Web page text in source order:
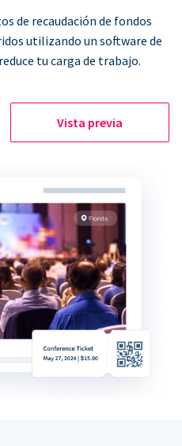
de recaudación de fondos
utilizando un software de
tu carga de trabajo.
Vista previa